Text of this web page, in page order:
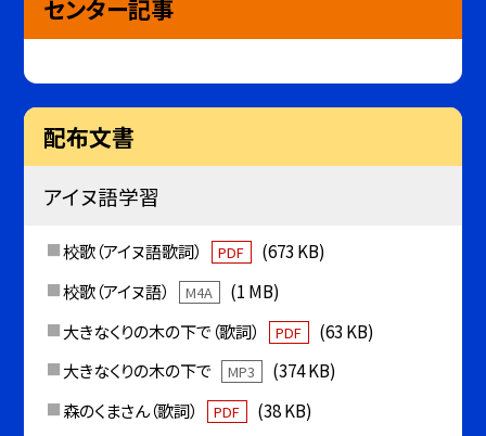
センター記事
配布文書
アイヌ語学習
校歌（アイヌ語歌詞） PDF
(673 KB)
校歌（アイヌ語）
M4A
(1 MB)
大きなくりの木の下で（歌詞）
PDF
(63 KB)
大きなくりの木の下で
MP3
(374 KB)
森のくまさん（歌詞）
PDF
(38 KB)